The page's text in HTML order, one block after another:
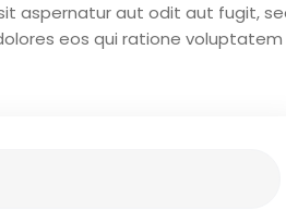
aspernatur aut odit aut fugit,
eos qui ratione voluptatem